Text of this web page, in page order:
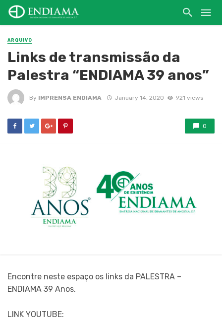
ARQUIVO
Links de transmissão da
Palestra “ENDIAMA 39 anos”
By IMPRENSA ENDIAMA January 14, 2020 921 views
0
Encontre neste espaço os links da PALESTRA –
ENDIAMA 39 Anos.
LINK YOUTUBE: